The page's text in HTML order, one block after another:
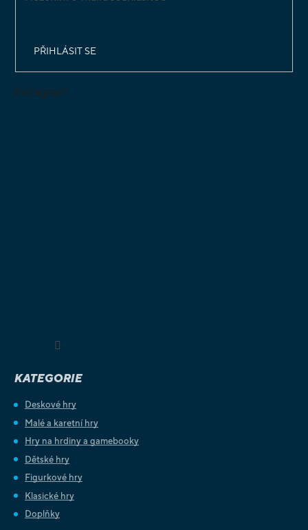
PŘIHLÁSIT SE
Instagram
KATEGORIE
Deskové hry
Malé a karetní hry
Hry na hrdiny a gamebooky
Dětské hry
Figurkové hry
Klasické hry
Doplňky